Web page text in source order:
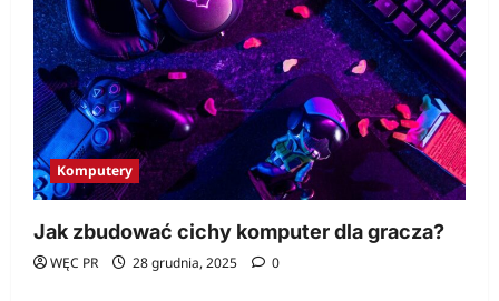
Komputery
Jak zbudować cichy komputer dla gracza?
WĘC PR 28 grudnia, 2025 0